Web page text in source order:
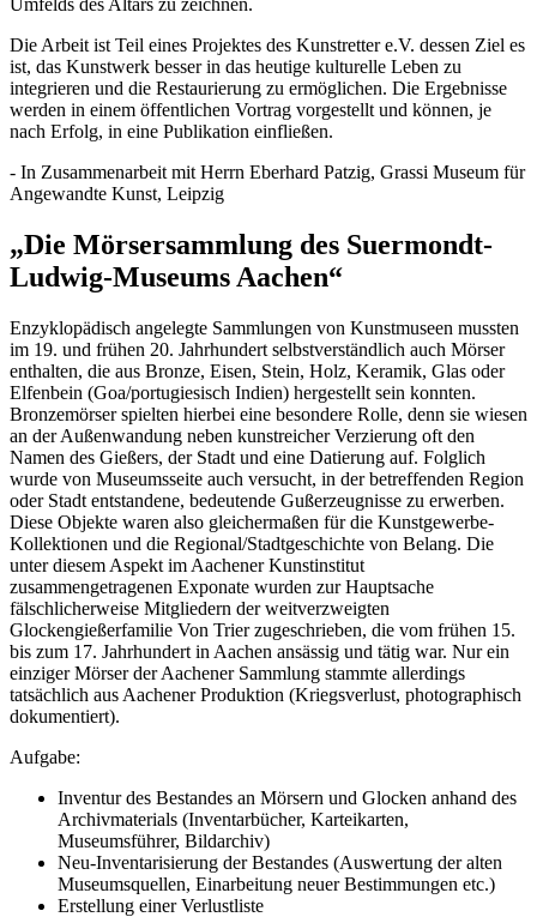
Umfelds des Altars zu zeichnen.
Die Arbeit ist Teil eines Projektes des Kunstretter e.V. dessen Ziel es
ist, das Kunstwerk besser in das heutige kulturelle Leben zu
integrieren und die Restaurierung zu ermöglichen. Die Ergebnisse
werden in einem öffentlichen Vortrag vorgestellt und können, je
nach Erfolg, in eine Publikation einfließen.
- In Zusammenarbeit mit Herrn Eberhard Patzig, Grassi Museum für
Angewandte Kunst, Leipzig
„Die Mörsersammlung des Suermondt-
Ludwig-Museums Aachen“
Enzyklopädisch angelegte Sammlungen von Kunstmuseen mussten
im 19. und frühen 20. Jahrhundert selbstverständlich auch Mörser
enthalten, die aus Bronze, Eisen, Stein, Holz, Keramik, Glas oder
Elfenbein (Goa/portugiesisch Indien) hergestellt sein konnten.
Bronzemörser spielten hierbei eine besondere Rolle, denn sie wiesen
an der Außenwandung neben kunstreicher Verzierung oft den
Namen des Gießers, der Stadt und eine Datierung auf. Folglich
wurde von Museumsseite auch versucht, in der betreffenden Region
oder Stadt entstandene, bedeutende Gußerzeugnisse zu erwerben.
Diese Objekte waren also gleichermaßen für die Kunstgewerbe-
Kollektionen und die Regional/Stadtgeschichte von Belang. Die
unter diesem Aspekt im Aachener Kunstinstitut
zusammengetragenen Exponate wurden zur Hauptsache
fälschlicherweise Mitgliedern der weitverzweigten
Glockengießerfamilie Von Trier zugeschrieben, die vom frühen 15.
bis zum 17. Jahrhundert in Aachen ansässig und tätig war. Nur ein
einziger Mörser der Aachener Sammlung stammte allerdings
tatsächlich aus Aachener Produktion (Kriegsverlust, photographisch
dokumentiert).
Aufgabe:
Inventur des Bestandes an Mörsern und Glocken anhand des
Archivmaterials (Inventarbücher, Karteikarten,
Museumsführer, Bildarchiv)
Neu-Inventarisierung der Bestandes (Auswertung der alten
Museumsquellen, Einarbeitung neuer Bestimmungen etc.)
Erstellung einer Verlustliste